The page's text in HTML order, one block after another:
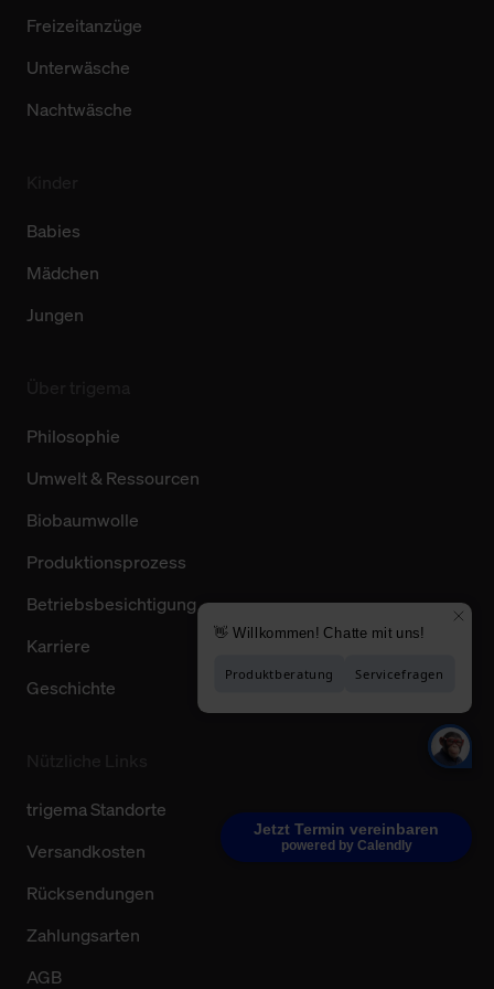
Jetzt Termin vereinbaren
powered by Calendly
Freizeitanzüge
Unterwäsche
Nachtwäsche
Babies
Mädchen
Jungen
Philosophie
Umwelt & Ressourcen
Biobaumwolle
Produktionsprozess
Betriebsbesichtigung
Karriere
Geschichte
trigema Standorte
Versandkosten
Rücksendungen
Zahlungsarten
AGB